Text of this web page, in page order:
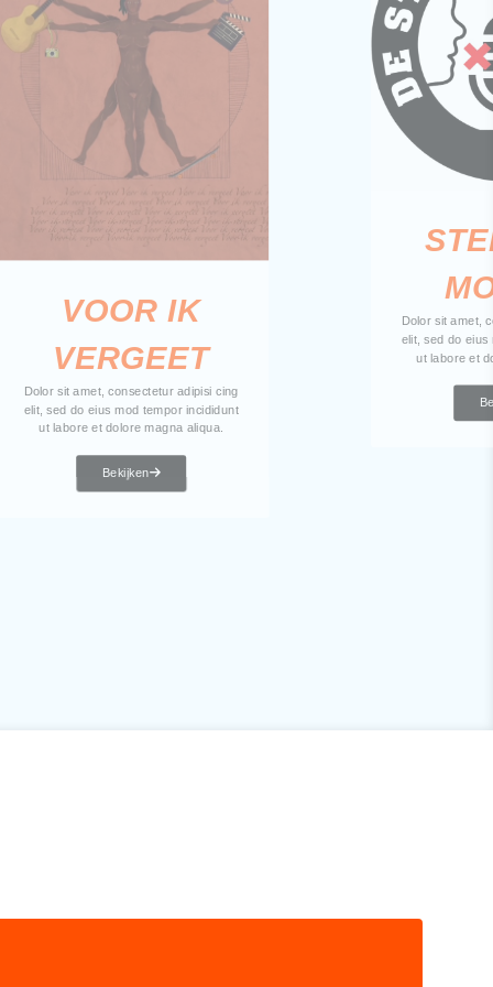
VOOR IK
VERGEET
Dolor sit amet, consectetur adipisi cing
elit, sed do eius mod tempor incididunt
ut labore et dolore magna aliqua.
Bekijken
Dolor sit amet,
elit, sed do eius
ut labore et